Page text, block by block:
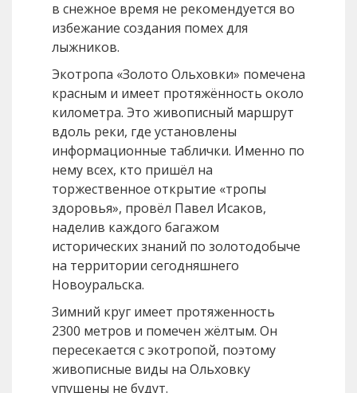
в снежное время не рекомендуется во
избежание создания помех для
лыжников.
Экотропа «Золото Ольховки» помечена
красным и имеет протяжённость около
километра. Это живописный маршрут
вдоль реки, где установлены
информационные таблички. Именно по
нему всех, кто пришёл на
торжественное открытие «тропы
здоровья», провёл Павел Исаков,
наделив каждого багажом
исторических знаний по золотодобыче
на территории сегодняшнего
Новоуральска.
Зимний круг имеет протяженность
2300 метров и помечен жёлтым. Он
пересекается с экотропой, поэтому
живописные виды на Ольховку
упущены не будут.